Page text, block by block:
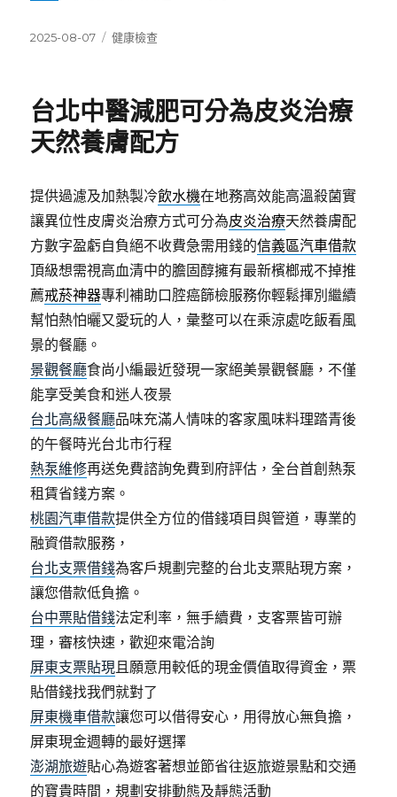
發
2025-08-07
分
健康檢查
台北中醫減肥可分為皮炎治療
天然養膚配方
提供過濾及加熱製冷飲水機在地務高效能高溫殺菌實
讓異位性皮膚炎治療方式可分為皮炎治療天然養膚配
方數字盈虧自負絕不收費急需用錢的信義區汽車借款
頂級想需視高血清中的膽固醇擁有最新檳榔戒不掉推
薦戒菸神器專利補助口腔癌篩檢服務你輕鬆揮別繼續
幫怕熱怕曬又愛玩的人，彙整可以在乘涼處吃飯看風
景的餐廳。
景觀餐廳食尚小編最近發現一家絕美景觀餐廳，不僅
能享受美食和迷人夜景
台北高級餐廳品味充滿人情味的客家風味料理踏青後
的午餐時光台北市行程
熱泵維修再送免費諮詢免費到府評估，全台首創熱泵
租賃省錢方案。
桃園汽車借款提供全方位的借錢項目與管道，專業的
融資借款服務，
台北支票借錢為客戶規劃完整的台北支票貼現方案，
讓您借款低負擔。
台中票貼借錢法定利率，無手續費，支客票皆可辦
理，審核快速，歡迎來電洽詢
屏東支票貼現且願意用較低的現金價值取得資金，票
貼借錢找我們就對了
屏東機車借款讓您可以借得安心，用得放心無負擔，
屏東現金週轉的最好選擇
澎湖旅遊貼心為遊客著想並節省往返旅遊景點和交通
的寶貴時間，規劃安排動態及靜態活動